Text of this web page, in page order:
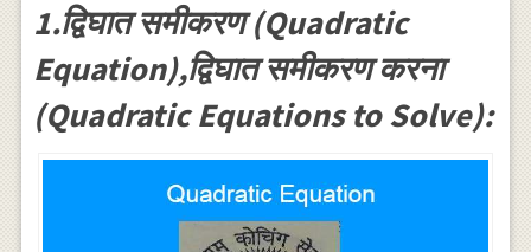
1.द्विघात समीकरण (Quadratic
Equation),द्विघात समीकरण करना
(Quadratic Equations to Solve):